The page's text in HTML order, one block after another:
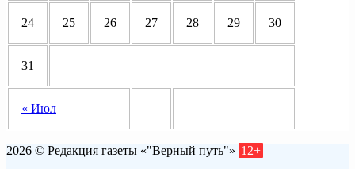
« Июл
24 25 26 27 28 29 30
31
2026 © Редакция газеты «"Верный путь"» 12+